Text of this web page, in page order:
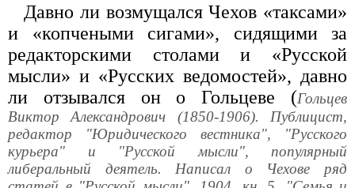
Давно ли возмущался Чехов «таксами»
и «копчеными сигами», сидящими за
редакторскими столами и «Русской
мысли» и «Русских ведомостей», давно
ли отзывался он о Гольцеве (Гольцев
Виктор Александрович (1850-1906). Публицист,
редактор "Юридического вестника", "Русского
курьера" и "Русской мысли", популярный
либеральный деятель. Написал о Чехове ряд